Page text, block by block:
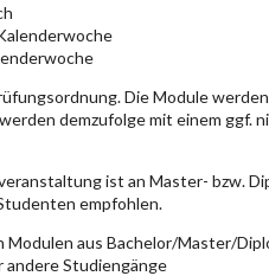
Die Module
demzufolge mit einem ggf.
ist an Master- bzw.
empfohlen.
Modulen aus Bachelor/Master/
Studiengänge